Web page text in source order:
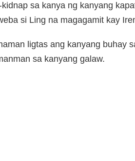
sa kanya ng kanyang
si Ling na magagamit kay
ligtas ang kanyang buhay
sa kanyang galaw.